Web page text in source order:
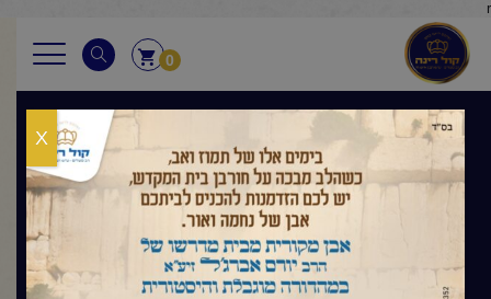
r
0
בגובה העיניים
הלכה ותניא יומי
X